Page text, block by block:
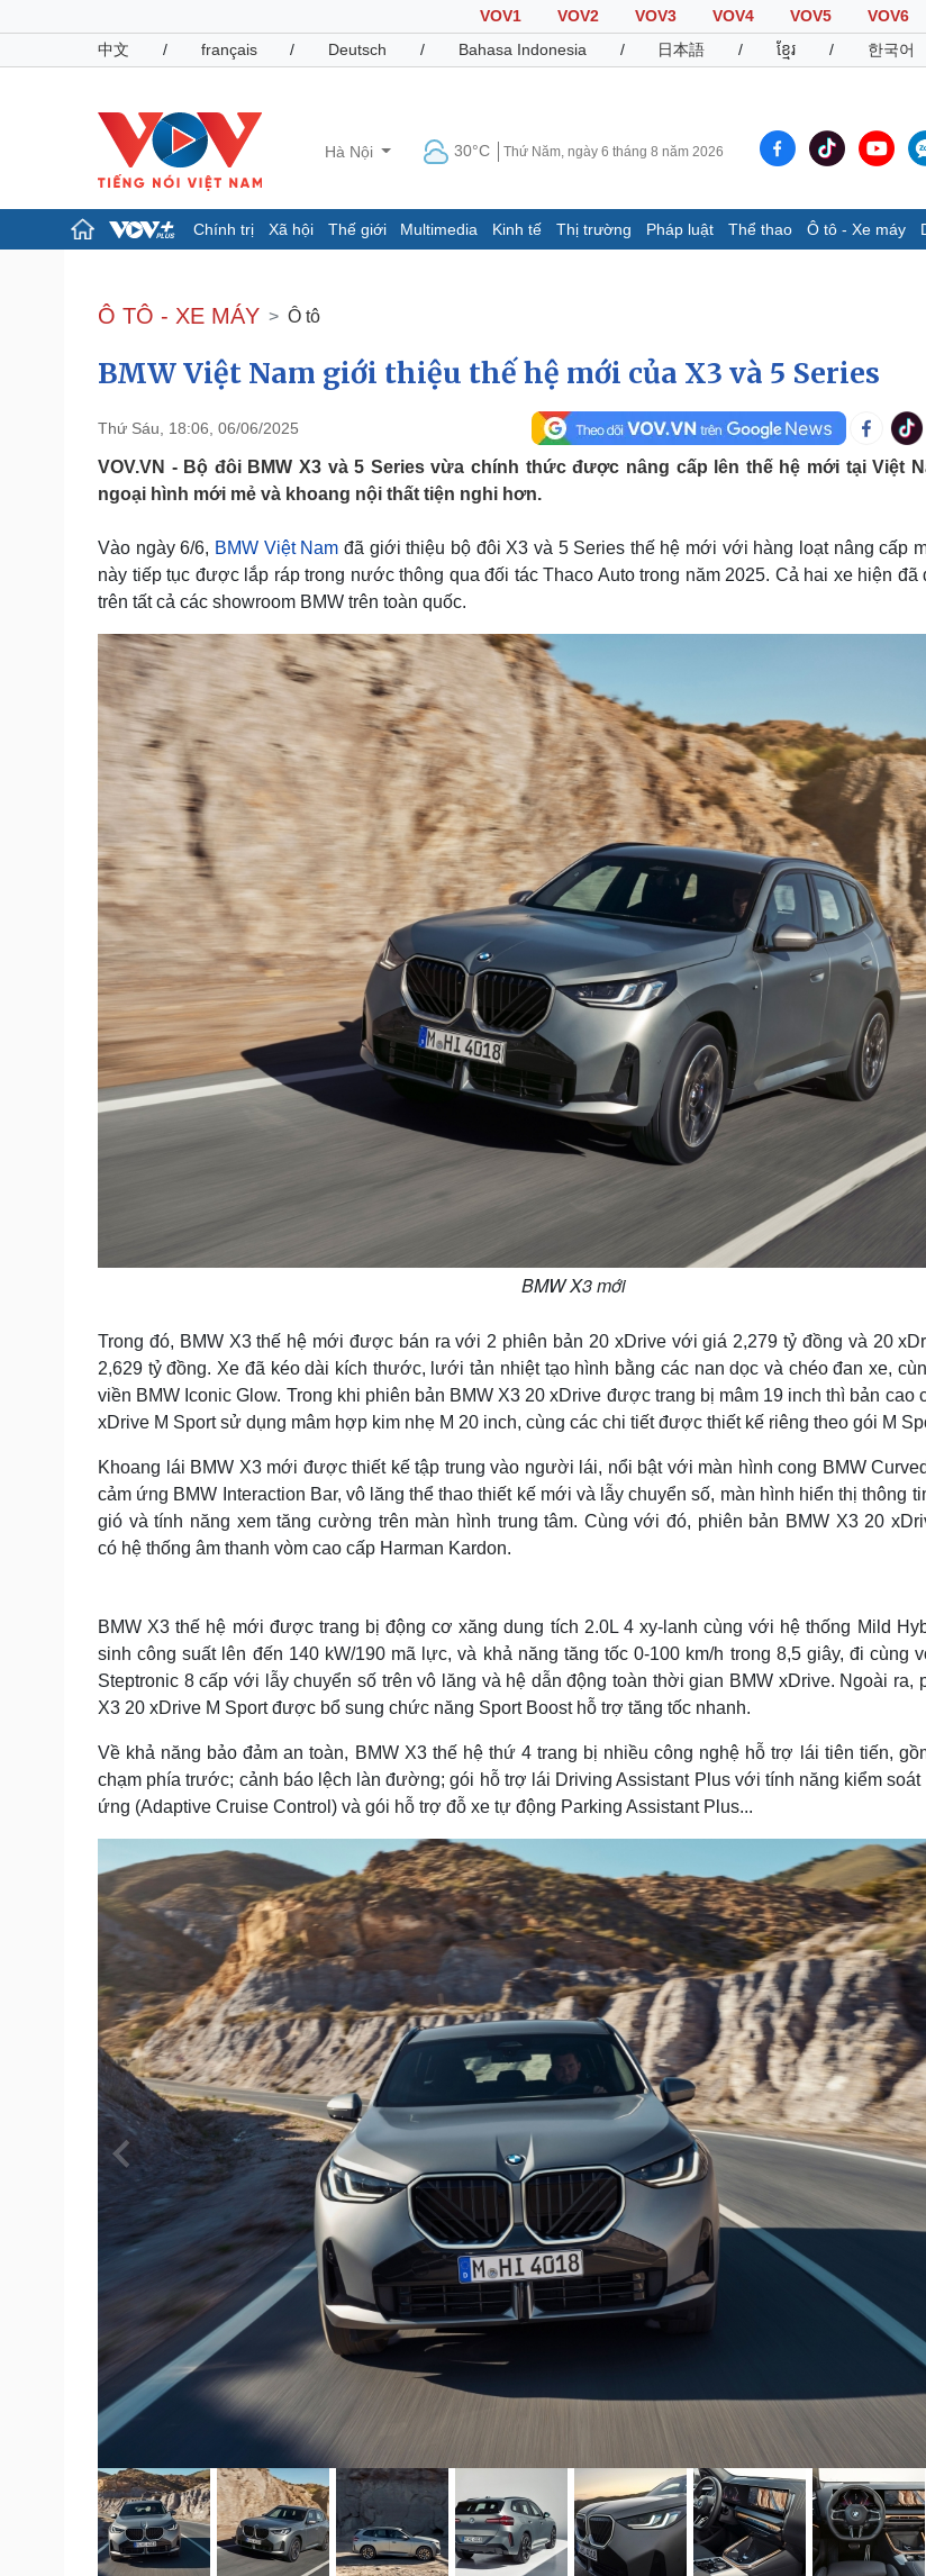
VOV1 VOV2 VOV3 VOV4 VOV5 VOV6
中文
/ français / Deutsch / Bahasa Indonesia / 日本語 / ខ្មែរ / 한국어
Hà Nội 30°C Thứ Năm, ngày 6 tháng 8 năm 2026
Chính trị Xã hội Thế giới Multimedia Kinh tế Thị trường Pháp luật Thể thao Ô tô - Xe máy
Đảng
Tổ chức nhân sự
Nhận diện sự thật
Dấu ấn VOV
Infographic
Pháp luật
Vụ án
Tư vấn luật
Quân sự - Quốc phòng
Vũ khí
Phân tích
Thể thao
Thế giới thể thao
Hậu trường
Ô tô - Xe máy
Tư vấn
Dinh dưỡng - món ngon
Cây thuốc
Sản phụ khoa
Nhi khoa
Nam khoa
Làm đẹp - giảm cân
Phòng mạch online
Ăn sạch sống khỏe
Nhà đẹp
Blog
Tình yêu - Gia đình
Sân khấu - Điện ảnh
Văn học
Âm nhạc
Di sản
Cải chính
Ô TÔ - XE MÁY Ô tô
BMW Việt Nam giới thiệu thế hệ mới của X3 và 5 Series
Thứ Sáu, 18:06, 06/06/2025
VOV.VN - Bộ đôi BMW X3 và 5 Series vừa chính thức được nâng cấp lên thế hệ mới tại Việt
ngoại hình mới mẻ và khoang nội thất tiện nghi hơn.
Vào ngày 6/6, BMW Việt Nam đã giới thiệu bộ đôi X3 và 5 Series thế hệ mới với hàng loạt nâng cấp
này tiếp tục được lắp ráp trong nước thông qua đối tác Thaco Auto trong năm 2025. Cả hai xe hiện
trên tất cả các showroom BMW trên toàn quốc.
BMW X3 mới
Trong đó, BMW X3 thế hệ mới được bán ra với 2 phiên bản 20 xDrive với giá 2,279 tỷ đồng và 20
2,629 tỷ đồng. Xe đã kéo dài kích thước, lưới tản nhiệt tạo hình bằng các nan dọc và chéo đan xe,
viền BMW Iconic Glow. Trong khi phiên bản BMW X3 20 xDrive được trang bị mâm 19 inch thì bản cao
xDrive M Sport sử dụng mâm hợp kim nhẹ M 20 inch, cùng các chi tiết được thiết kế riêng theo gói M
Khoang lái BMW X3 mới được thiết kế tập trung vào người lái, nổi bật với màn hình cong BMW
cảm ứng BMW Interaction Bar, vô lăng thể thao thiết kế mới và lẫy chuyển số, màn hình hiển thị thông
gió và tính năng xem tăng cường trên màn hình trung tâm. Cùng với đó, phiên bản BMW X3 20
có hệ thống âm thanh vòm cao cấp Harman Kardon.
BMW X3 thế hệ mới được trang bị động cơ xăng dung tích 2.0L 4 xy-lanh cùng với hệ thống Mild
sinh công suất lên đến 140 kW/190 mã lực, và khả năng tăng tốc 0-100 km/h trong 8,5 giây, đi cùng
Steptronic 8 cấp với lẫy chuyển số trên vô lăng và hệ dẫn động toàn thời gian BMW xDrive. Ngoài ra,
X3 20 xDrive M Sport được bổ sung chức năng Sport Boost hỗ trợ tăng tốc nhanh.
Về khả năng bảo đảm an toàn, BMW X3 thế hệ thứ 4 trang bị nhiều công nghệ hỗ trợ lái tiên tiến,
chạm phía trước; cảnh báo lệch làn đường; gói hỗ trợ lái Driving Assistant Plus với tính năng kiểm soát
ứng (Adaptive Cruise Control) và gói hỗ trợ đỗ xe tự động Parking Assistant Plus...